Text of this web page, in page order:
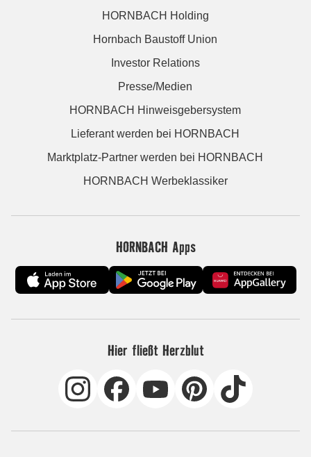
HORNBACH Holding
Hornbach Baustoff Union
Investor Relations
Presse/Medien
HORNBACH Hinweisgebersystem
Lieferant werden bei HORNBACH
Marktplatz-Partner werden bei HORNBACH
HORNBACH Werbeklassiker
HORNBACH Apps
Hier fließt Herzblut